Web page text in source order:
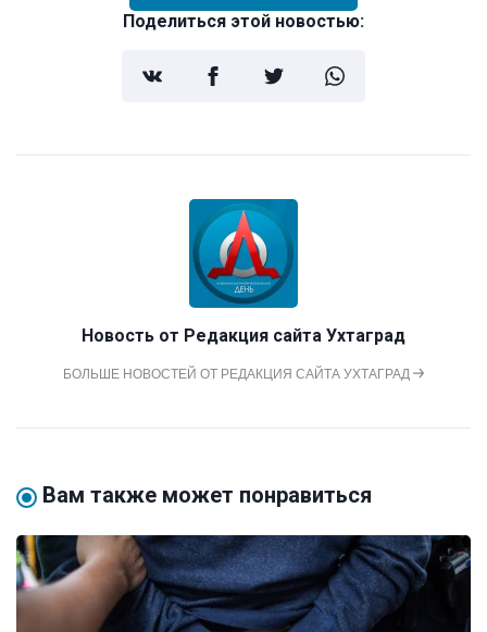
Поделиться этой новостью:
Новость от Редакция сайта Ухтаград
БОЛЬШЕ НОВОСТЕЙ ОТ РЕДАКЦИЯ САЙТА УХТАГРАД
Вам также может понравиться